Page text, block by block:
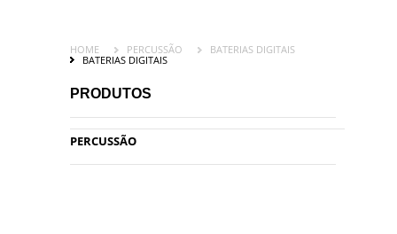
HOME PERCUSSÃO
BATERIAS DIGITAIS
BATERIAS DIGITAIS
PRODUTOS
PERCUSSÃO